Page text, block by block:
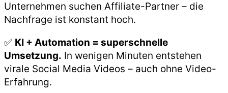
Unternehmen suchen Affiliate-Partner – die
Nachfrage ist konstant hoch.
✅ KI + Automation = superschnelle
Umsetzung. In wenigen Minuten entstehen
virale Social Media Videos – auch ohne Video-
Erfahrung.